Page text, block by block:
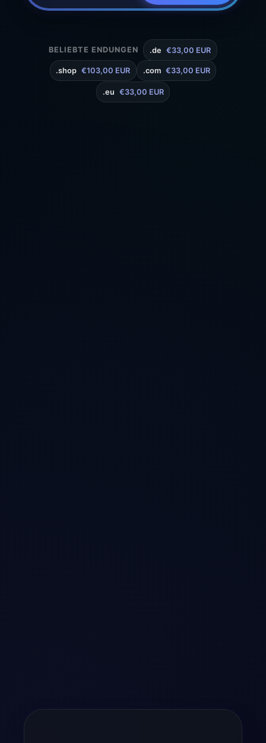
BELIEBTE ENDUNGEN .de €33,00 EUR
.shop €103,00 EUR .com €33,00 EUR
.eu €33,00 EUR